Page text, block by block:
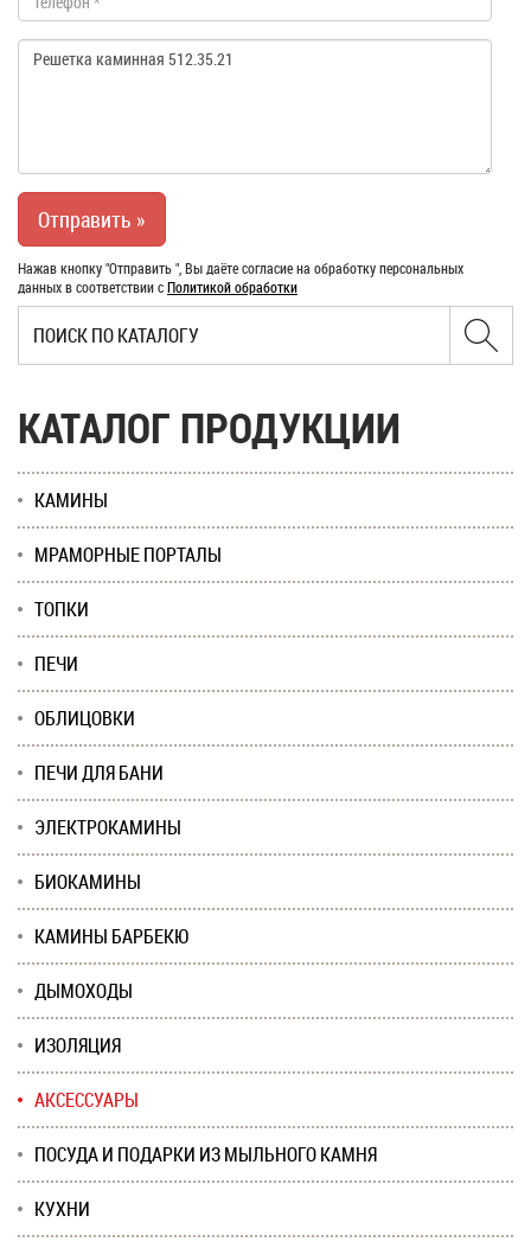
Нажав кнопку "Отправить ", Вы даёте согласие на обработку персональных
данных в соответствии сПолитикой обработки
КАТАЛОГ ПРОДУКЦИИ
КАМИНЫ
МРАМОРНЫЕ ПОРТАЛЫ
ТОПКИ
ПЕЧИ
ОБЛИЦОВКИ
ПЕЧИ ДЛЯ БАНИ
ЭЛЕКТРОКАМИНЫ
БИОКАМИНЫ
КАМИНЫ БАРБЕКЮ
ДЫМОХОДЫ
ИЗОЛЯЦИЯ
АКСЕССУАРЫ
ПОСУДА И ПОДАРКИ ИЗ МЫЛЬНОГО КАМНЯ
КУХНИ